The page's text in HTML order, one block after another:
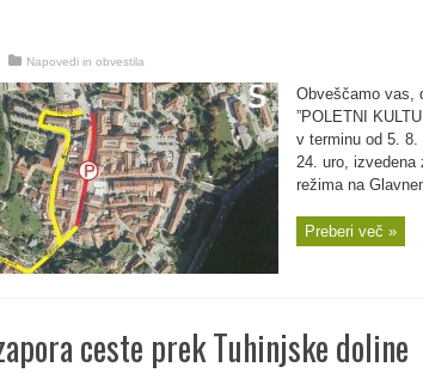
Napovedi in obvestila
Obveščamo vas,
”POLETNI
v terminu od 5. 8.
24. uro, izvedena
režima na
Preberi več »
ceste prek Tuhinjske doline